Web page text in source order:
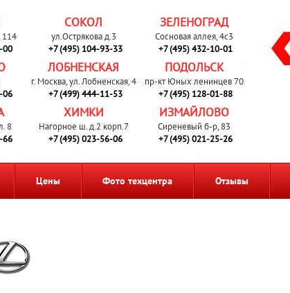
114
00
СОКОЛ
ул.Острякова д.3
+7 (495) 104-93-33
ЗЕЛЕНОГРАД
Сосновая аллея, 4с3
+7 (495) 432-10-01
06
ЛОБНЕНСКАЯ
г. Москва, ул. Лобненская, 4
+7 (499) 444-11-53
ПОДОЛЬСК
пр-кт Юных ленинцев 70
+7 (495) 128-01-88
8
66
ХИМКИ
Нагорное ш. д.2 корп.7
+7 (495) 023-56-06
ИЗМАЙЛОВО
Сиреневый б-р, 83
+7 (495) 021-25-26
Цены Фото техцентра Отзывы